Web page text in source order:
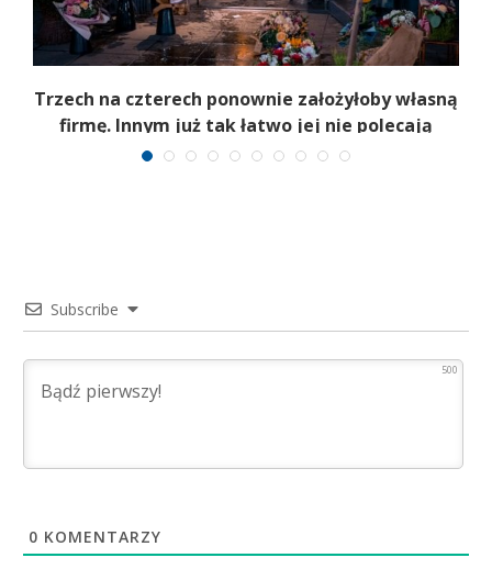
Trzech na czterech ponownie założyłoby własną
firmę. Innym już tak łatwo jej nie polecają
Subscribe
500
0 KOMENTARZY